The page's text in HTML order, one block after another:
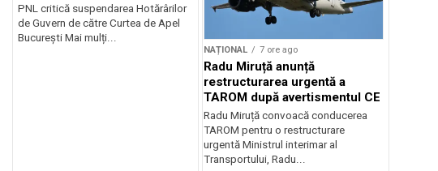
PNL critică suspendarea Hotărârilor
de Guvern de către Curtea de Apel
București Mai mulți...
NAȚIONAL 7 ore ago
Radu Miruță anunță
restructurarea urgentă a
TAROM după avertismentul CE
Radu Miruță convoacă conducerea
TAROM pentru o restructurare
urgentă Ministrul interimar al
Transportului, Radu...